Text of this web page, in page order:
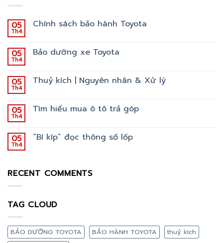
05
Th4
Chính sách bảo hành Toyota
05
Th4
Bảo dưỡng xe Toyota
05
Th4
Thuỷ kích | Nguyên nhân & Xử lý
05
Th4
Tìm hiểu mua ô tô trả góp
05
Th4
“Bí kíp” đọc thông số lốp
RECENT COMMENTS
TAG CLOUD
BẢO DƯỠNG TOYOTA BẢO HÀNH TOYOTA
thuỷ kích